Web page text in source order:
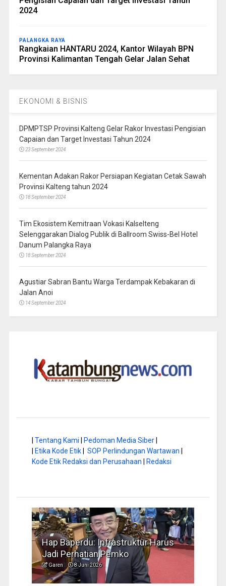
2024
PALANGKA RAYA
Rangkaian HANTARU 2024, Kantor Wilayah BPN
Provinsi Kalimantan Tengah Gelar Jalan Sehat
EKONOMI & BISNIS
DPMPTSP Provinsi Kalteng Gelar Rakor Investasi Pengisian
Capaian dan Target Investasi Tahun 2024
23 September 2024
Kementan Adakan Rakor Persiapan Kegiatan Cetak Sawah
Provinsi Kalteng tahun 2024
18 September 2024
Tim Ekosistem Kemitraan Vokasi Kalselteng
Selenggarakan Dialog Publik di Ballroom Swiss-Bel Hotel
Danum Palangka Raya
18 September 2024
Agustiar Sabran Bantu Warga Terdampak Kebakaran di
Jalan Anoi
14 September 2024
Tentang Kami Pedoman Media Siber|
Etika Kode Etik| SOP Perlindungan Wartawan
Kode Etik Redaksi dan Perusahaan
Redaksi
Musim Kemarau, DPRD Dorong
Pengelolaan Sampah yang Aman
Garen 6 Juni 2026